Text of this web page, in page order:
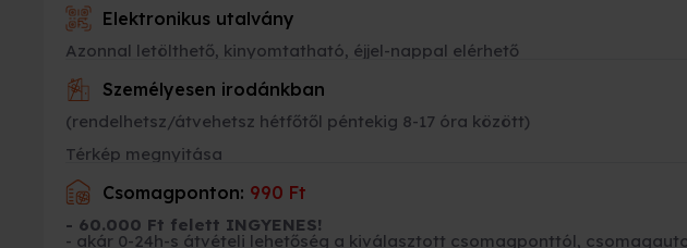
Elektronikus utalvány
Azonnal letölthető, kinyomtatható, éjjel-nappal elérhető
Személyesen irodánkban
(rendelhetsz/átvehetsz hétfőtől péntekig 8-17 óra között)
Térkép megnyitása
Csomagponton: 990 Ft
- 60.000 Ft felett INGYENES!
- akár 0-24h-s átvételi lehetőség a kiválasztott csomagponttól,